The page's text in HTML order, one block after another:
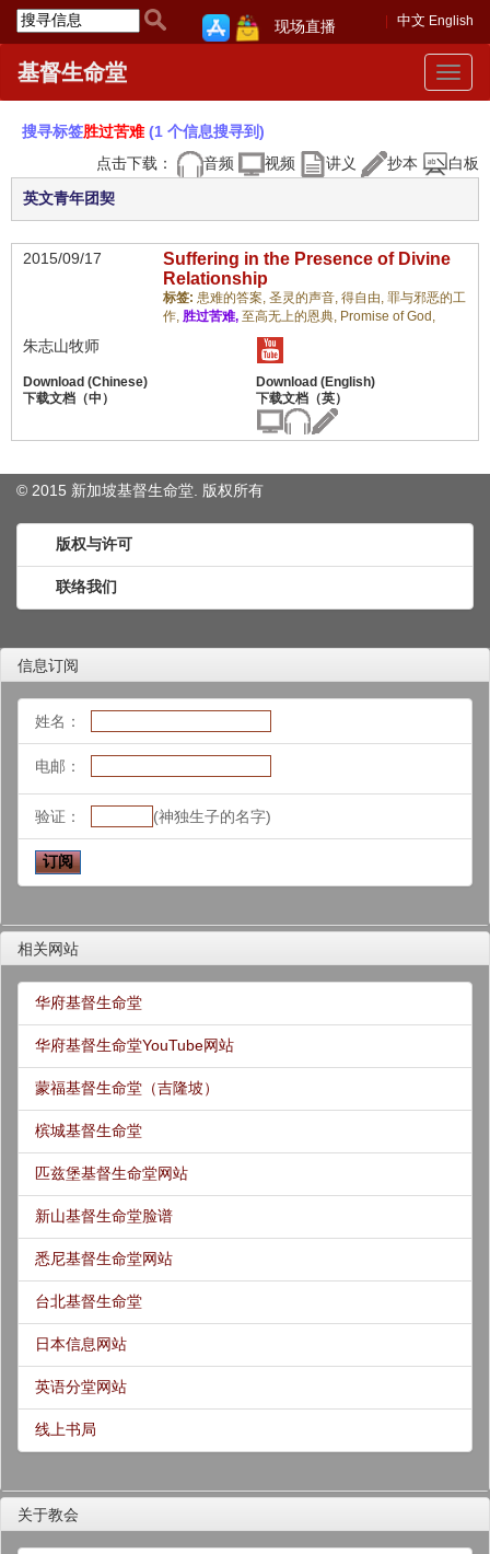
中文 English
现场直播
Toggle
基督生命堂
搜寻标签胜过苦难(1 个信息搜寻到)
点击下载：
音频 视频 讲义 抄本 白板
英文青年团契
2015/09/17
Suffering in the Presence of Divine
Relationship
标签: 患难的答案, 圣灵的声音, 得自由, 罪与邪恶的工
作, 胜过苦难, 至高无上的恩典, Promise of God,
朱志山牧师
© 2015 新加坡基督生命堂. 版权所有
版权与许可
联络我们
信息订阅
姓名：
电邮：
验证： (神独生子的名字)
相关网站
华府基督生命堂
华府基督生命堂YouTube网站
蒙福基督生命堂（吉隆坡）
槟城基督生命堂
匹兹堡基督生命堂网站
新山基督生命堂脸谱
悉尼基督生命堂网站
台北基督生命堂
日本信息网站
英语分堂网站
线上书局
关于教会